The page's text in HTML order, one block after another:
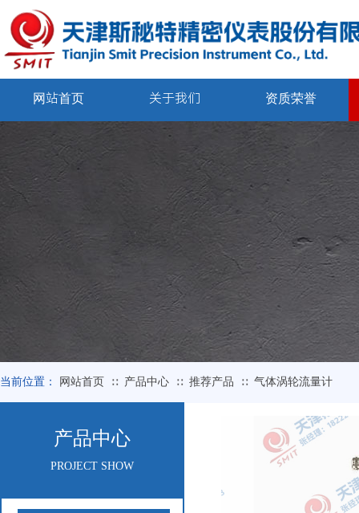
当前位置： 网站首页 ∷ 产品中心 ∷ 推荐产品 ∷ 气体涡轮流量计
PROJECT SHOW
产品中心
网站首页 关于我们 资质荣誉